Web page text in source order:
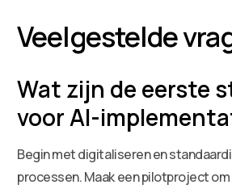
Veelgestelde
Wat zijn de eerste
voor AI-
Begin met digitaliseren en
processen. Maak een pilotproject